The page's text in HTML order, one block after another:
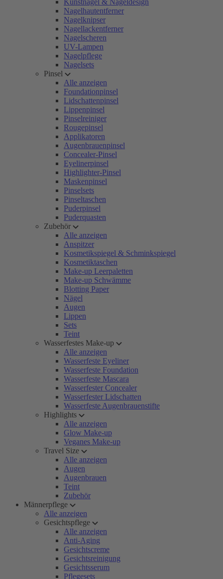
Kunstnägel & Nageldesign
Nagelhautentferner
Nagelknipser
Nagellackentferner
Nagelscheren
UV-Lampen
Nagelpflege
Nagelsets
Pinsel
Alle anzeigen
Foundationpinsel
Lidschattenpinsel
Lippenpinsel
Pinselreiniger
Rougepinsel
Applikatoren
Augenbrauenpinsel
Concealer-Pinsel
Eyelinerpinsel
Highlighter-Pinsel
Maskenpinsel
Pinselsets
Pinseltaschen
Puderpinsel
Puderquasten
Zubehör
Alle anzeigen
Anspitzer
Kosmetikspiegel & Schminkspiegel
Kosmetiktaschen
Make-up Leerpaletten
Make-up Schwämme
Blotting Paper
Nägel
Augen
Lippen
Sets
Teint
Wasserfestes Make-up
Alle anzeigen
Wasserfeste Eyeliner
Wasserfeste Foundation
Wasserfeste Mascara
Wasserfester Concealer
Wasserfester Lidschatten
Wasserfeste Augenbrauenstifte
Highlights
Alle anzeigen
Glow Make-up
Veganes Make-up
Travel Size
Alle anzeigen
Augen
Augenbrauen
Teint
Zubehör
Männerpflege
Alle anzeigen
Gesichtspflege
Alle anzeigen
Anti-Aging
Gesichtscreme
Gesichtsreinigung
Gesichtsserum
Pflegesets